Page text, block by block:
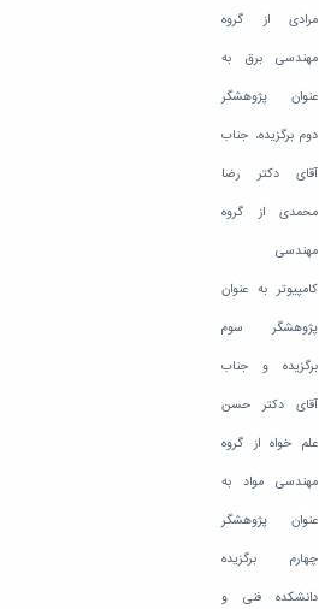
مرادی از گروه
مهندسی برق به
عنوان پژوهشگر
دوم برگزیده، جناب
آقای دکتر رضا
محمدی از گروه
مهندسی
کامپیوتر به عنوان
پژوهشگر سوم
برگزیده و جناب
آقای دکتر حسن
علم خواه از گروه
مهندسی مواد به
عنوان پژوهشگر
چهارم برگزیده
دانشکده فنی و